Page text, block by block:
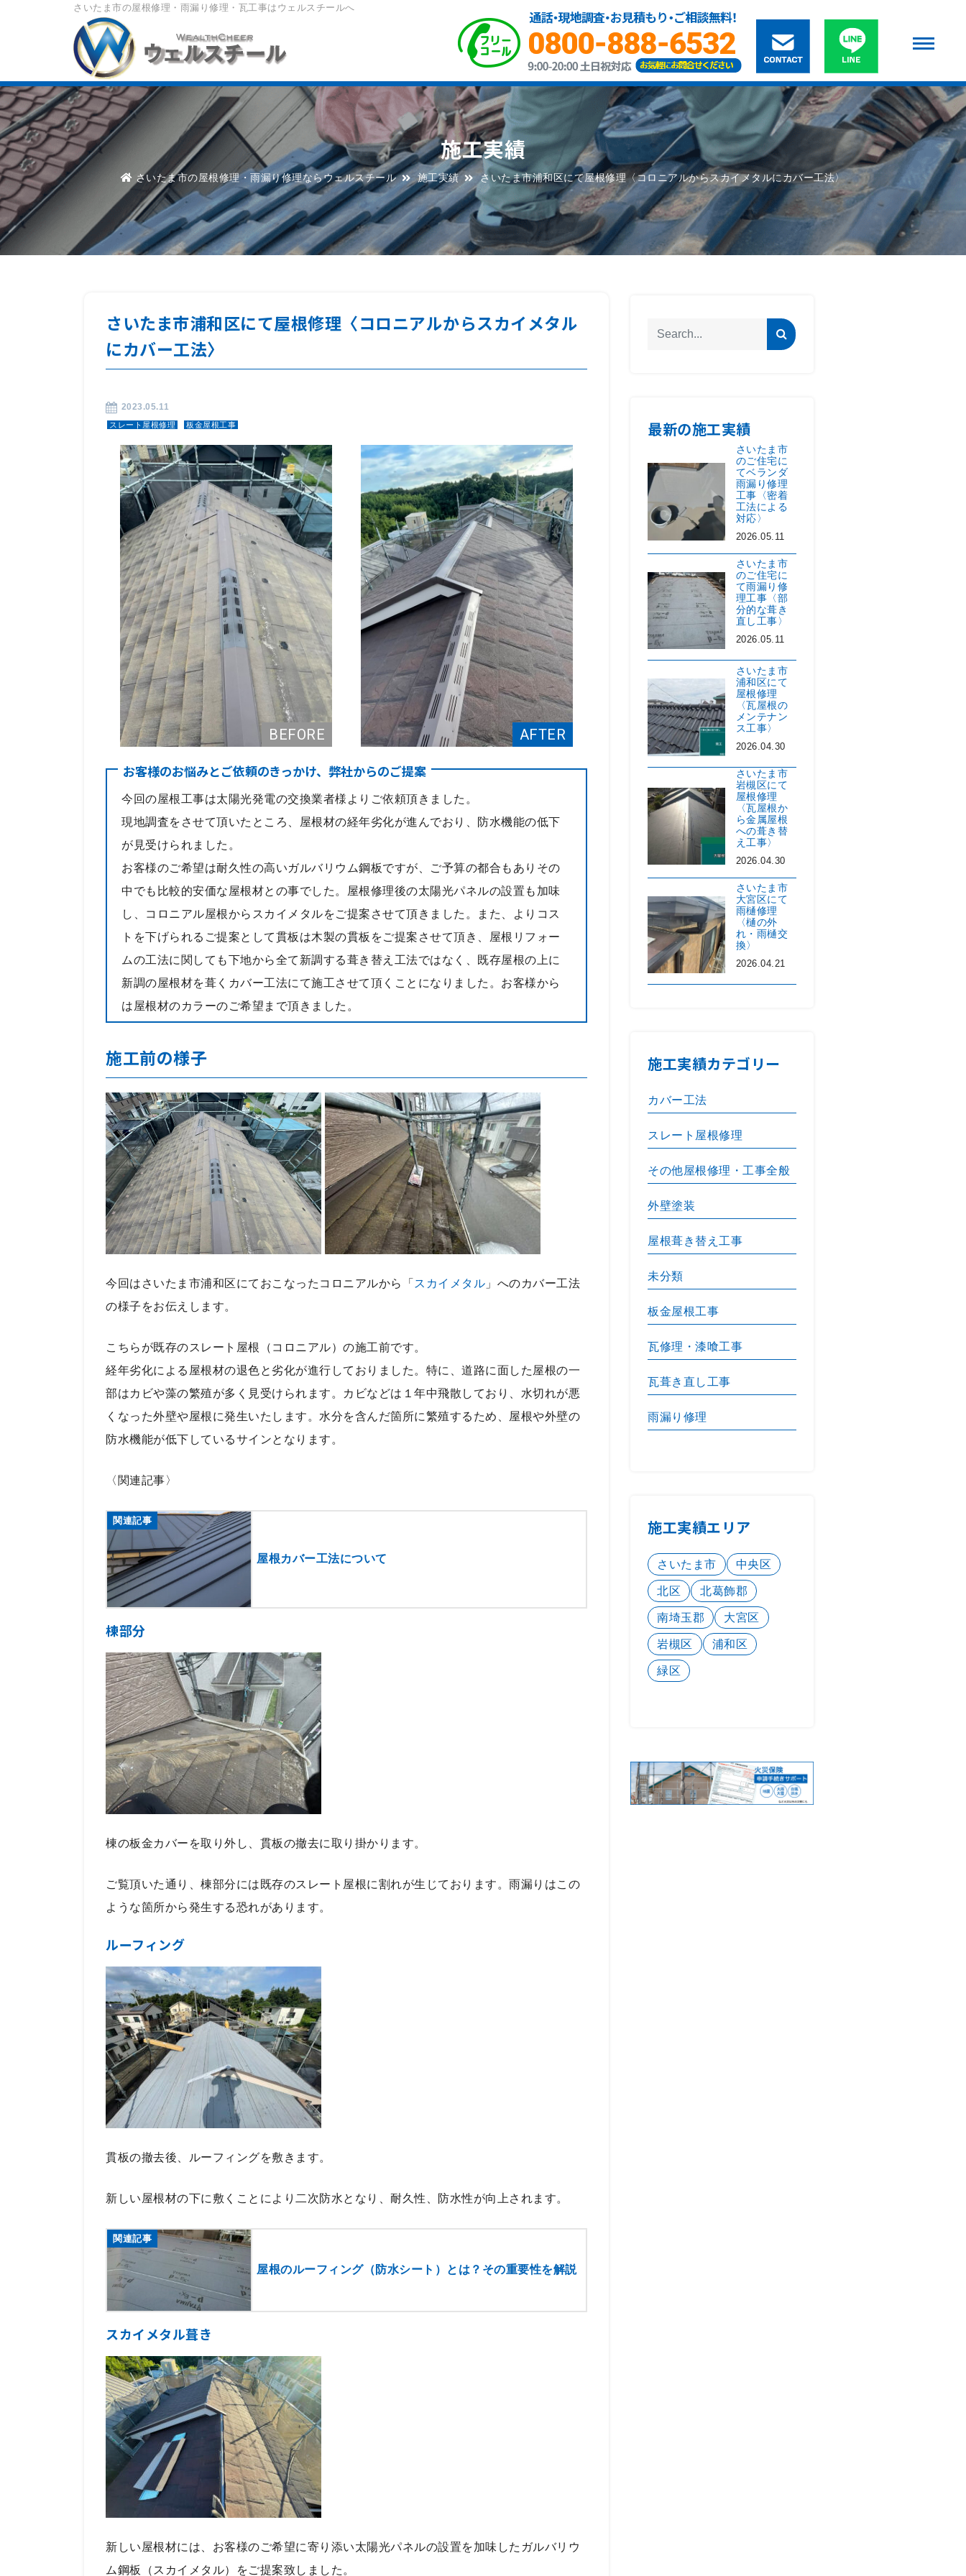
さいたま市の屋根修理・雨漏り修理・瓦工事はウェルスチールへ
施工実績
さいたま市の屋根修理・雨漏り修理ならウェルスチール 施工実績 さいたま市浦和区にて屋根修理〈コロニアルからスカイメタルにカバー工法〉
さいたま市浦和区にて屋根修理〈コロニアルからスカイメタル
にカバー工法〉
2023.05.11
スレート屋根修理 板金屋根工事
お客様のお悩みとご依頼のきっかけ、弊社からのご提案
今回の屋根工事は太陽光発電の交換業者様よりご依頼頂きました。
現地調査をさせて頂いたところ、屋根材の経年劣化が進んでおり、防水機能の低下
が見受けられました。
お客様のご希望は耐久性の高いガルバリウム鋼板ですが、ご予算の都合もありその
中でも比較的安価な屋根材との事でした。屋根修理後の太陽光パネルの設置も加味
し、コロニアル屋根からスカイメタルをご提案させて頂きました。また、よりコス
トを下げられるご提案として貫板は木製の貫板をご提案させて頂き、屋根リフォー
ムの工法に関しても下地から全て新調する葺き替え工法ではなく、既存屋根の上に
新調の屋根材を葺くカバー工法にて施工させて頂くことになりました。お客様から
は屋根材のカラーのご希望まで頂きました。
施工前の様子
今回はさいたま市浦和区にておこなったコロニアルから「 スカイメタル 」へのカバー工法
の様子をお伝えします。
こちらが既存のスレート屋根（コロニアル）の施工前です。
経年劣化による屋根材の退色と劣化が進行しておりました。特に、道路に面した屋根の一
部はカビや藻の繁殖が多く見受けられます。カビなどは１年中飛散しており、水切れが悪
くなった外壁や屋根に発生いたします。水分を含んだ箇所に繁殖するため、屋根や外壁の
防水機能が低下しているサインとなります。
〈関連記事〉
関連記事
屋根カバー工法について
棟部分
棟の板金カバーを取り外し、貫板の撤去に取り掛かります。
ご覧頂いた通り、棟部分には既存のスレート屋根に割れが生じております。雨漏りはこの
ような箇所から発生する恐れがあります。
ルーフィング
貫板の撤去後、ルーフィングを敷きます。
新しい屋根材の下に敷くことにより二次防水となり、耐久性、防水性が向上されます。
関連記事
屋根のルーフィング（防水シート）とは？その重要性を解説
スカイメタル葺き
新しい屋根材には、お客様のご希望に寄り添い太陽光パネルの設置を加味したガルバリウ
ム鋼板（スカイメタル）をご提案致しました。
最新の施工実績
さいたま市
のご住宅に
てベランダ
雨漏り修理
工事〈密着
工法による
対応〉
2026.05.11
さいたま市
のご住宅に
て雨漏り修
理工事〈部
分的な葺き
直し工事〉
2026.05.11
さいたま市
浦和区にて
屋根修理
〈瓦屋根の
メンテナン
ス工事〉
2026.04.30
さいたま市
岩槻区にて
屋根修理
〈瓦屋根か
ら金属屋根
への葺き替
え工事〉
2026.04.30
さいたま市
大宮区にて
雨樋修理
〈樋の外
れ・雨樋交
換〉
2026.04.21
施工実績カテゴリー
カバー工法
スレート屋根修理
その他屋根修理・工事全般
外壁塗装
屋根葺き替え工事
未分類
板金屋根工事
瓦修理・漆喰工事
瓦葺き直し工事
雨漏り修理
施工実績エリア
さいたま市 中央区
北区 北葛飾郡
南埼玉郡 大宮区
岩槻区 浦和区
緑区